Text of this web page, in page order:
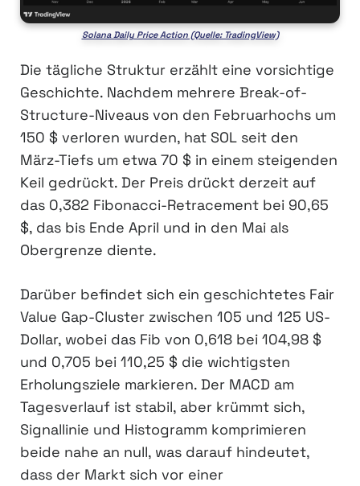
Solana Daily Price Action (Quelle: TradingView)
Die tägliche Struktur erzählt eine vorsichtige
Geschichte. Nachdem mehrere Break-of-
Structure-Niveaus von den Februarhochs um
150 $ verloren wurden, hat SOL seit den
März-Tiefs um etwa 70 $ in einem steigenden
Keil gedrückt. Der Preis drückt derzeit auf
das 0,382 Fibonacci-Retracement bei 90,65
$, das bis Ende April und in den Mai als
Obergrenze diente.
Darüber befindet sich ein geschichtetes Fair
Value Gap-Cluster zwischen 105 und 125 US-
Dollar, wobei das Fib von 0,618 bei 104,98 $
und 0,705 bei 110,25 $ die wichtigsten
Erholungsziele markieren. Der MACD am
Tagesverlauf ist stabil, aber krümmt sich,
Signallinie und Histogramm komprimieren
beide nahe an null, was darauf hindeutet,
dass der Markt sich vor einer